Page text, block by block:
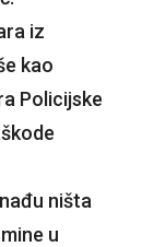
iz
kao
Policijske
ništa
u